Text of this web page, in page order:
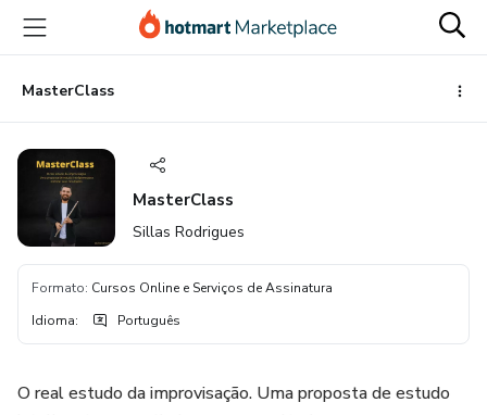
para
conteúdo
principal
para
pagamento
para
rodapéMasterClass
MasterClass
Sillas Rodrigues
Formato: Cursos Online e Serviços de Assinatura
Idioma: Português
O real estudo da improvisação. Uma proposta de estudo